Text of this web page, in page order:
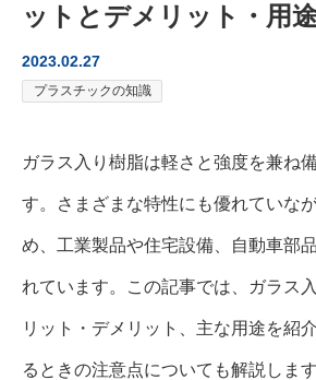
ットとデメリット・用
2023.02.27
プラスチックの知識
ガラス入り樹脂は軽さと強度を兼ね
す。さまざまな特性にも優れていな
め、工業製品や住宅設備、自動車部
れています。この記事では、ガラス
リット・デメリット、主な用途を紹
るときの注意点についても解説します